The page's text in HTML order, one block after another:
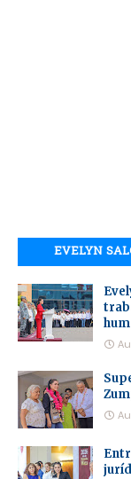
EVELYN